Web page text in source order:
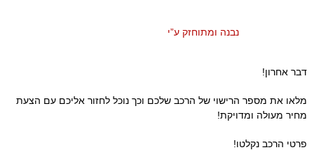
נבנה ומתוחזק ע”י
דבר אחרון!
מלאו את מספר הרישוי של הרכב שלכם וכך נוכל לחזור אליכם עם הצעת
מחיר מעולה ומדויקת!
פרטי הרכב נקלטו!